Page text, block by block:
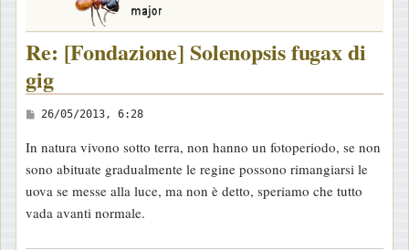
Re: [Fondazione] Solenopsis fugax di
gig
M
s
s
a
g
26/05/2013, 6:28
In natura vivono sotto terra, non hanno un fotoperiodo, se non
sono abituate gradualmente le regine possono rimangiarsi le
uova se messe alla luce, ma non è detto, speriamo che tutto
vada avanti normale.